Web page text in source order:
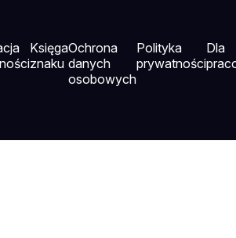
Księga
znaku
Ochrona
danych
osobowych
Polityka
prywatności
Dla